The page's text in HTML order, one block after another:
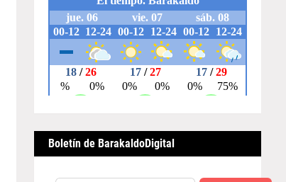
Boletín de BarakaldoDigital